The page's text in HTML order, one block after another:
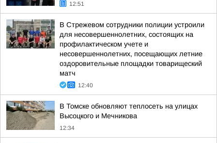
12:51
В Стрежевом сотрудники полиции устроили
для несовершеннолетних, состоящих на
профилактическом учете и
несовершеннолетних, посещающих летние
оздоровительные площадки товарищеский
матч
12:40
В Томске обновляют теплосеть на улицах
Высоцкого и Мечникова
12:34